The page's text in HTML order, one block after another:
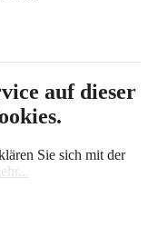
auf dieser
Sie sich mit der